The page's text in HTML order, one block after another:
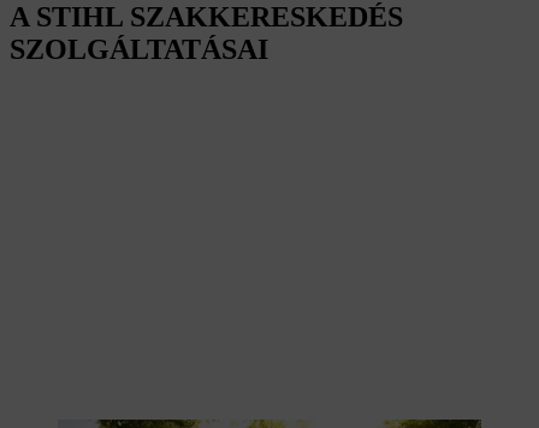
A STIHL SZAKKERESKEDÉS
SZOLGÁLTATÁSAI